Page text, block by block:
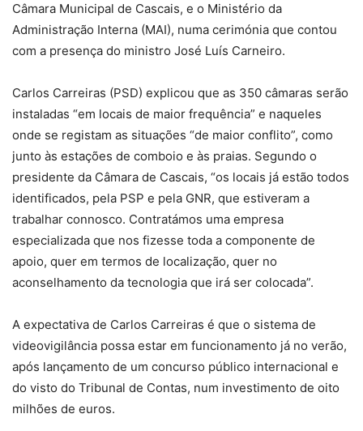
Câmara Municipal de Cascais, e o Ministério da
Administração Interna (MAI), numa cerimónia que contou
com a presença do ministro José Luís Carneiro.
Carlos Carreiras (PSD) explicou que as 350 câmaras serão
instaladas “em locais de maior frequência” e naqueles
onde se registam as situações “de maior conflito”, como
junto às estações de comboio e às praias. Segundo o
presidente da Câmara de Cascais, “os locais já estão todos
identificados, pela PSP e pela GNR, que estiveram a
trabalhar connosco. Contratámos uma empresa
especializada que nos fizesse toda a componente de
apoio, quer em termos de localização, quer no
aconselhamento da tecnologia que irá ser colocada”.
A expectativa de Carlos Carreiras é que o sistema de
videovigilância possa estar em funcionamento já no verão,
após lançamento de um concurso público internacional e
do visto do Tribunal de Contas, num investimento de oito
milhões de euros.